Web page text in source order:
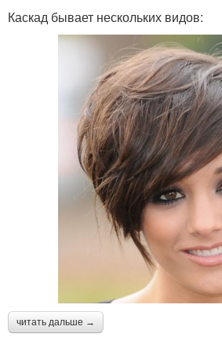
Каскад бывает нескольких видов:
читать дальше →